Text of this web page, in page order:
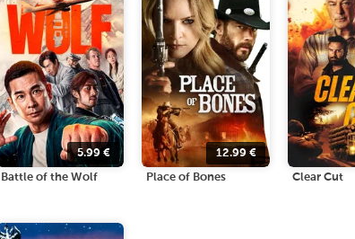
5.99 €
Battle of the Wolf
12.99€
Place of Bones Clear Cut